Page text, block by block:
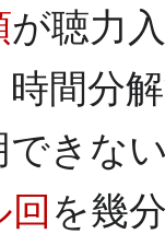
が聴力
時間分
できな
を幾